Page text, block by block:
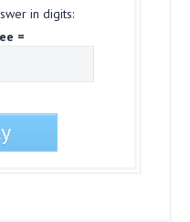
in digits:
=